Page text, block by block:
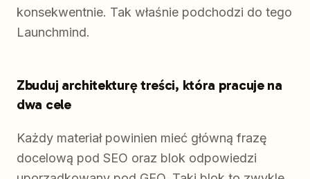
konsekwentnie. Tak właśnie podchodzi do tego
Launchmind.
Zbuduj architekturę treści, która pracuje na
dwa cele
Każdy materiał powinien mieć główną frazę
docelową pod SEO oraz blok odpowiedzi